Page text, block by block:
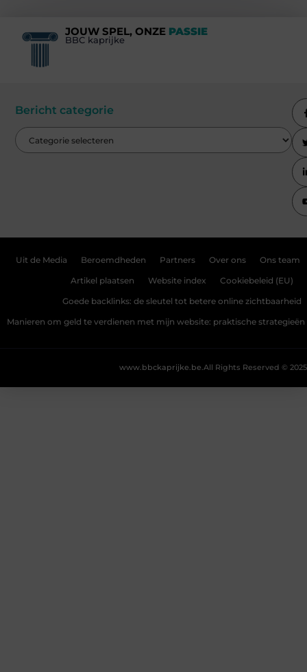
JOUW SPEL, ONZE PASSIE
BBC kaprijke
Bericht categorie
Uit de Media Beroemdheden Partners Over ons Ons team
Artikel plaatsen Website index Cookiebeleid (EU)
Goede backlinks: de sleutel tot betere online zichtbaarheid
Manieren om geld te verdienen met mijn website: praktische strategieën
All Rights Reserved © 2025
www.bbckaprijke.be.